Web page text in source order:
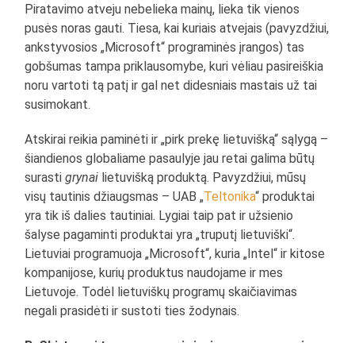
Piratavimo atveju nebelieka mainų, lieka tik vienos
pusės noras gauti. Tiesa, kai kuriais atvejais (pavyzdžiui,
ankstyvosios „Microsoft“ programinės įrangos) tas
gobšumas tampa priklausomybe, kuri vėliau pasireiškia
noru vartoti tą patį ir gal net didesniais mastais už tai
susimokant.
Atskirai reikia paminėti ir „pirk prekę lietuvišką“ sąlygą –
šiandienos globaliame pasaulyje jau retai galima būtų
surastigrynai lietuvišką produktą. Pavyzdžiui, mūsų
visų tautinis džiaugsmas – UAB „Teltonika“ produktai
yra tik iš dalies tautiniai. Lygiai taip pat ir užsienio
šalyse pagaminti produktai yra „truputį lietuviški“.
Lietuviai programuoja „Microsoft“, kuria „Intel“ ir kitose
kompanijose, kurių produktus naudojame ir mes
Lietuvoje. Todėl lietuviškų programų skaičiavimas
negali prasidėti ir sustoti ties žodynais.